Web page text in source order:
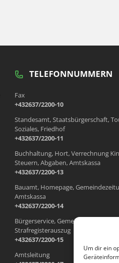
Um dir ein
TELEFONNUMMERN
Fax
+432637/2200-10
Standesamt, Staatsbürgerschaft,
Soziales, Friedhof
+432637/2200-11
Buchhaltung, Hort, Verrechnung
Steuern, Abgaben, Amtskassa
+432637/2200-13
Bauamt, Homepage,
Amtskassa
+432637/2200-14
Bürgerservice,
Strafregisterauszug
+432637/2200-15
Amtsleitung